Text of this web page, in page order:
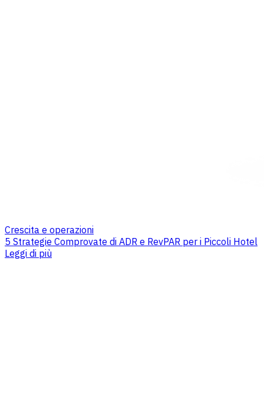
Crescita e operazioni
5 Strategie Comprovate di ADR e RevPAR per i Piccoli Hotel
Leggi di più